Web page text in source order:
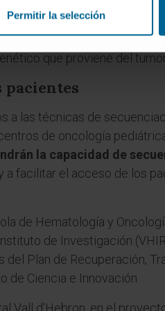
Permitir la selección
como la biopsia
que proviene del
pacientes
las técnicas de
de oncología
la capacidad de
a facilitar el acceso de los
de Hematología y
de Investigación
Plan de Recuperación,
de Ciencia e Innovación.